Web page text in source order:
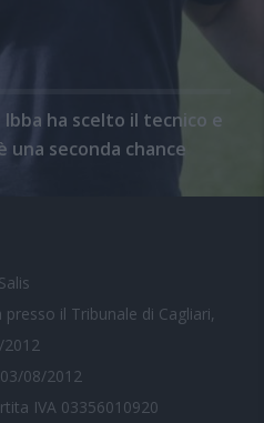
ha scelto il tecnico e
una seconda chance
il Tribunale di Cagliari,
08/2012
IVA 03356010920